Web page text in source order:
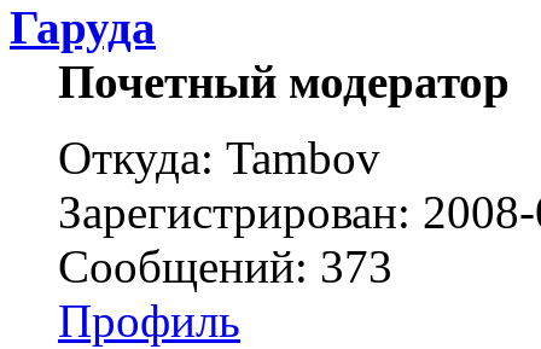
Гаруда
Почетный модератор
Откуда: Tambov
Зарегистрирован:
Сообщений: 373
Профиль